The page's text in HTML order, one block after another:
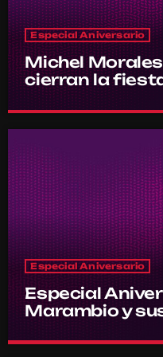
Especial Aniversario
Michel
cierran la
todo el equipo
Michel Morales
cierran la
todo el equipo
Conducido por
con todo el equipo
Celebramos con un especial
Especial Aniversario
Especial
Marambio y